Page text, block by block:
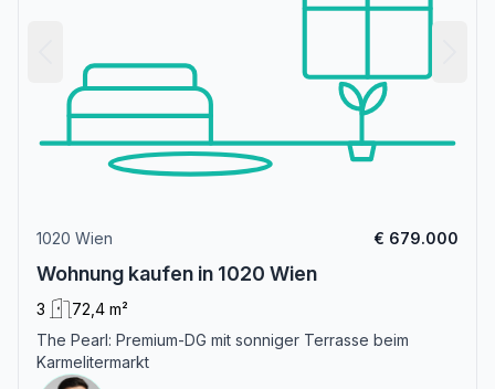
1020 Wien € 679.000
Wohnung kaufen in 1020 Wien
3
72,4 m²
The Pearl: Premium-DG mit sonniger Terrasse beim
Karmelitermarkt